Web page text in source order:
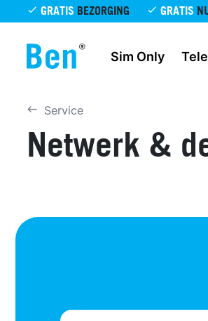
Overslaan en naar de inhoud gaan
GRATIS BEZORGING GRATIS
Sim Only
Service
Netwerk &